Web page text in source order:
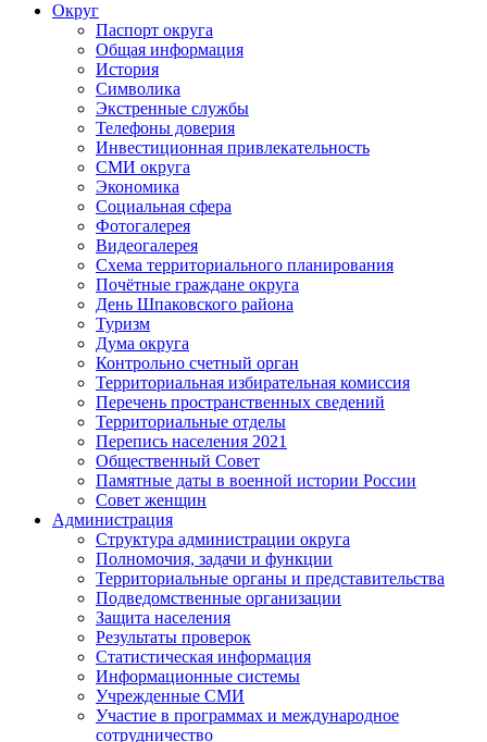
Округ
Паспорт округа
Общая информация
История
Символика
Экстренные службы
Телефоны доверия
Инвестиционная привлекательность
СМИ округа
Экономика
Социальная сфера
Фотогалерея
Видеогалерея
Схема территориального планирования
Почётные граждане округа
День Шпаковского района
Туризм
Дума округа
Контрольно счетный орган
Территориальная избирательная комиссия
Перечень пространственных сведений
Территориальные отделы
Перепись населения 2021
Общественный Совет
Памятные даты в военной истории России
Совет женщин
Администрация
Структура администрации округа
Полномочия, задачи и функции
Территориальные органы и представительства
Подведомственные организации
Защита населения
Результаты проверок
Статистическая информация
Информационные системы
Учрежденные СМИ
Участие в программах и международное
сотрудничество